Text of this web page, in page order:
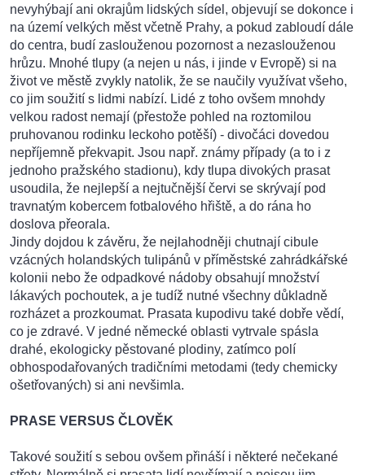
nevyhýbají ani okrajům lidských sídel, objevují se dokonce i
na území velkých měst včetně Prahy, a pokud zabloudí dále
do centra, budí zaslouženou pozornost a nezaslouženou
hrůzu. Mnohé tlupy (a nejen u nás, i jinde v Evropě) si na
život ve městě zvykly natolik, že se naučily využívat všeho,
co jim soužití s lidmi nabízí. Lidé z toho ovšem mnohdy
velkou radost nemají (přestože pohled na roztomilou
pruhovanou rodinku leckoho potěší) - divočáci dovedou
nepříjemně překvapit. Jsou např. známy případy (a to i z
jednoho pražského stadionu), kdy tlupa divokých prasat
usoudila, že nejlepší a nejtučnější červi se skrývají pod
travnatým kobercem fotbalového hřiště, a do rána ho
doslova přeorala.
Jindy dojdou k závěru, že nejlahodněji chutnají cibule
vzácných holandských tulipánů v příměstské zahrádkářské
kolonii nebo že odpadkové nádoby obsahují množství
lákavých pochoutek, a je tudíž nutné všechny důkladně
rozházet a prozkoumat. Prasata kupodivu také dobře vědí,
co je zdravé. V jedné německé oblasti vytrvale spásla
drahé, ekologicky pěstované plodiny, zatímco polí
obhospodařovaných tradičními metodami (tedy chemicky
ošetřovaných) si ani nevšimla.
PRASE VERSUS ČLOVĚK
Takové soužití s sebou ovšem přináší i některé nečekané